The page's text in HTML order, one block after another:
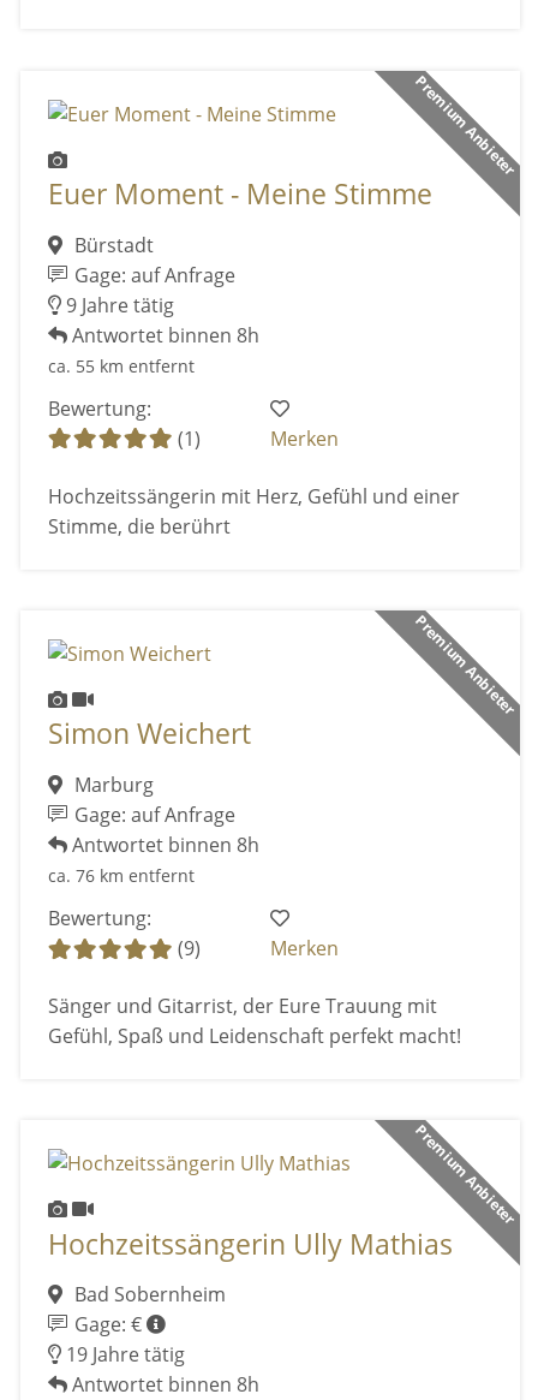
Premium Anbieter
Euer Moment - Meine Stimme
Bürstadt
Gage: auf Anfrage
9 Jahre tätig
Antwortet binnen 8h
ca. 55 km entfernt
Bewertung:
(1)
Merken
Hochzeitssängerin mit Herz, Gefühl und einer
Stimme, die berührt
Premium Anbieter
Simon Weichert
Marburg
Gage: auf Anfrage
Antwortet binnen 8h
ca. 76 km entfernt
Bewertung:
(9)
Merken
Sänger und Gitarrist, der Eure Trauung mit
Gefühl, Spaß und Leidenschaft perfekt macht!
Premium Anbieter
Hochzeitssängerin Ully Mathias
Bad Sobernheim
Gage: €
19 Jahre tätig
Antwortet binnen 8h